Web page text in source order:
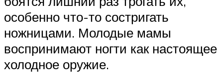
особенно что-то состригать
ножницами. Молодые мамы
воспринимают ногти как настоящее
холодное оружие.